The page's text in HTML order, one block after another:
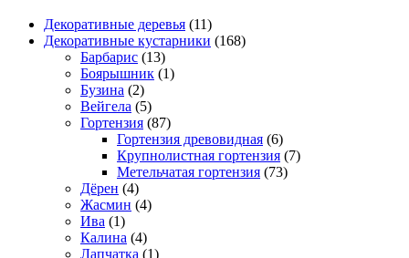
Декоративные деревья (11)
Декоративные кустарники (168)
Барбарис (13)
Боярышник (1)
Бузина (2)
Вейгела (5)
Гортензия (87)
Гортензия древовидная (6)
Крупнолистная гортензия (7)
Метельчатая гортензия (73)
Дёрен (4)
Жасмин (4)
Ива (1)
Калина (4)
Лапчатка (1)